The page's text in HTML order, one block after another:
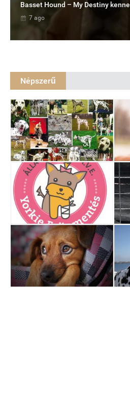
Basset Hound – My Destiny kennel
7 ago
Népszerű